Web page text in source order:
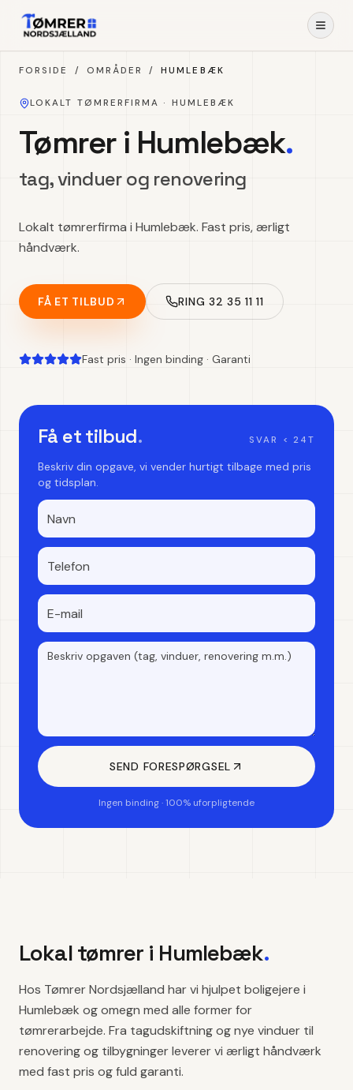
FORSIDE / OMRÅDER / HUMLEBÆK
LOKALT TØMRERFIRMA · HUMLEBÆK
Tømrer i Humlebæk.
tag, vinduer og renovering
Lokalt tømrerfirma i Humlebæk. Fast pris, ærligt
håndværk.
FÅ ET TILBUD RING 32 35 11 11
Fast pris · Ingen binding · Garanti
Få et tilbud. SVAR < 24T
Beskriv din opgave, vi vender hurtigt tilbage med pris
og tidsplan.
SEND FORESPØRGSEL
Ingen binding · 100% uforpligtende
Lokal tømrer i Humlebæk.
Hos Tømrer Nordsjælland har vi hjulpet boligejere i
Humlebæk og omegn med alle former for
tømrerarbejde. Fra tagudskiftning og nye vinduer til
renovering og tilbygninger leverer vi ærligt håndværk
med fast pris og fuld garanti.